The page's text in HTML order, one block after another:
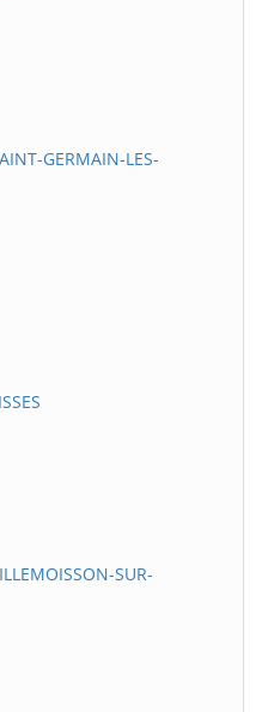
GERMAIN-LES-
SUR-